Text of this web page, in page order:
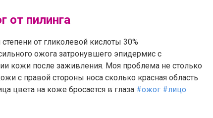
от пилинга
от гликолевой кислоты 30%
ожога затронувшего эпидермис с
кожи после заживления. Моя проблема не столько
с правой стороны носа сколько красная область
цвета на коже бросается в глаза #ожог #лицо